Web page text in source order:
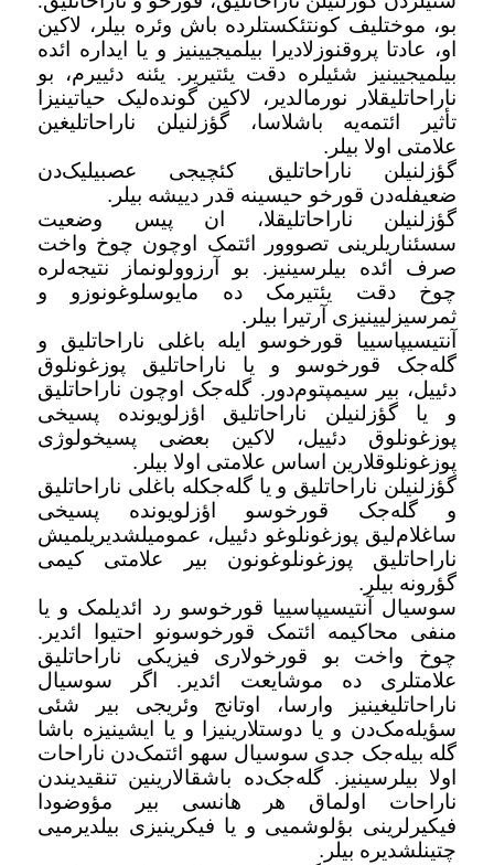
بو، موختلیف کونتئکستلرده باش وئره بیلر، لاکین
او، عادتا پروقنوزلا‌دیرا بیلمیجیینیز و یا ایداره ائده
بیلمیجیینیز شئیلره دقت یئتیریر. یئنه دئییرم، بو
ناراحاتلیقلار نورمالدیر، لاکین گونده‌لیک حیاتینیزا
تأثیر ائتمه‌یه باشلاسا، گؤزلنیلن ناراحاتلیغین
علامتی اولا بیلر .
گؤزلنیلن ناراحاتلیق کئچیجی عصبیلیک‌دن
ضعیفله‌دن قورخو حیسینه قدر دییشه بیلر .
گؤزلنیلن ناراحاتلیقلا، ان پیس وضعیت
سسئناریلرینی تصووور ائتمک اوچون چوخ واخت
صرف ائده بیلرسینیز. بو آرزوولونماز نتیجه‌لره
چوخ دقت یئتیرمک ده مایوسلوغونوزو و
ثمرسیزلیینیزی آرتیرا بیلر .
آنتیسیپاسییا قورخوسو ایله باغلی ناراحاتلیق و
گله‌جک قورخوسو و یا ناراحاتلیق پوزغونلوق
دئییل، بیر سیمپتوم‌دور. گله‌جک اوچون ناراحاتلیق
و یا گؤزلنیلن ناراحاتلیق اؤزلویونده پسیخی
پوزغونلوق دئییل، لاکین بعضی پسیخولوژی
پوزغونلوقلارین اساس علامتی اولا بیلر .
گؤزلنیلن ناراحاتلیق و یا گله‌جکله باغلی ناراحاتلیق
و گله‌جک قورخوسو اؤزلویونده پسیخی
ساغلام‌لیق پوزغونلوغو دئییل، عمومیلشدیریلمیش
ناراحاتلیق پوزغونلوغونون بیر علامتی کیمی
گؤرونه بیلر .
سوسیال آنتیسیپاسییا قورخوسو رد ائدیلمک و یا
منفی محاکیمه ائتمک قورخوسونو احتیوا ائدیر.
چوخ واخت بو قورخولاری فیزیکی ناراحاتلیق
علامتلری ده موشایعت ائدیر. اگر سوسیال
ناراحاتلیغینیز وارسا، اوتانج وئریجی بیر شئی
سؤیله‌مک‌دن و یا دوستلارینیزا و یا ایشینیزه باشا
گله بیله‌جک جدی سوسیال سهو ائتمک‌دن ناراحات
اولا بیلرسینیز. گله‌جک‌ده باشقالارینین تنقیدیندن
ناراحات اولماق هر هانسی بیر مؤوضودا
فیکیرلرینی بؤلوشمیی و یا فیکرینیزی بیلدیرمیی
چتینلشدیره بیلر .